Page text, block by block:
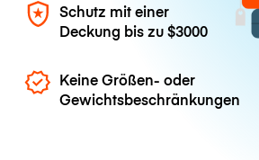
Schutz mit einer
Deckung bis zu$3000
Keine Größen- oder
Gewichtsbeschränkungen